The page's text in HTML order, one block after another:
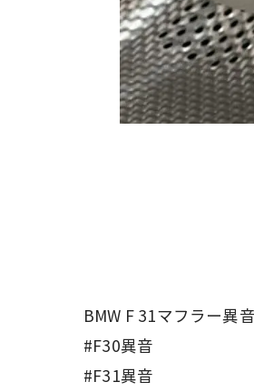
BMW F 31マフラー異音
#F30異音
#F31異音